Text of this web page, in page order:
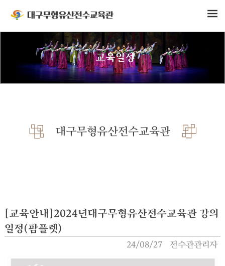
교육일정
대구무형유산전수교육관
[교육안내]2024년대구무형유산전수교육관 강의
일정(팜플렛)
24/08/27 전수관관리자